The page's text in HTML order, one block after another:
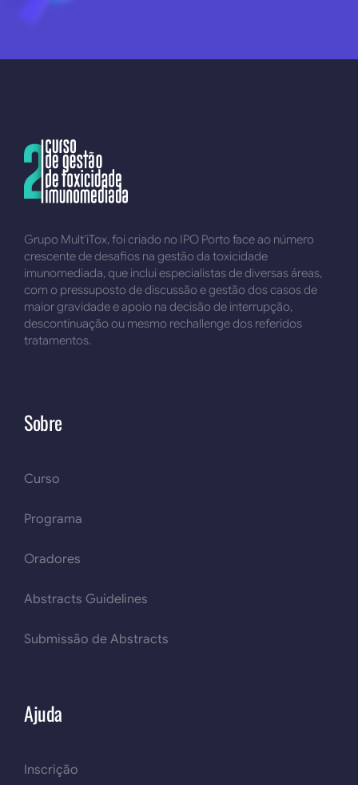
Grupo Mult’iTox, foi criado no IPO Porto face ao número
crescente de desafios na gestão da toxicidade
imunomediada, que inclui especialistas de diversas áreas,
com o pressuposto de discussão e gestão dos casos de
maior gravidade e apoio na decisão de interrupção,
descontinuação ou mesmo rechallenge dos referidos
tratamentos.
Sobre
Curso
Programa
Oradores
Abstracts Guidelines
Submissão de Abstracts
Ajuda
Inscrição